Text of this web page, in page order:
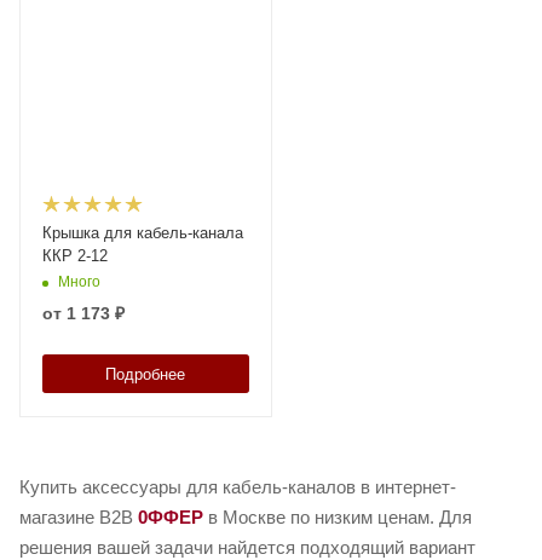
Крышка для кабель-канала
ККР 2-12
Много
от 1 173 ₽
Подробнее
Купить аксессуары для кабель-каналов в интернет-
магазине B2B 0ФФЕР в Москве по низким ценам. Для
решения вашей задачи найдется подходящий вариант